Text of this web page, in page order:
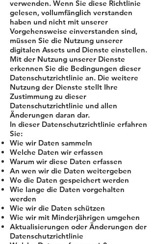
verwenden. Wenn Sie diese Richtlinie
gelesen, vollumfänglich verstanden
haben und nicht mit unserer
Vorgehensweise einverstanden sind,
müssen Sie die Nutzung unserer
digitalen Assets und Dienste einstellen.
Mit der Nutzung unserer Dienste
erkennen Sie die Bedingungen dieser
Datenschutzrichtlinie an. Die weitere
Nutzung der Dienste stellt Ihre
Zustimmung zu dieser
Datenschutzrichtlinie und allen
Änderungen daran dar.
In dieser Datenschutzrichtlinie erfahren
Sie:
Wie wir Daten sammeln
Welche Daten wir erfassen
Warum wir diese Daten erfassen
An wen wir die Daten weitergeben
Wo die Daten gespeichert werden
Wie lange die Daten vorgehalten
werden
Wie wir die Daten schützen
Wie wir mit Minderjährigen umgehen
Aktualisierungen oder Änderungen der
Datenschutzrichtlinie